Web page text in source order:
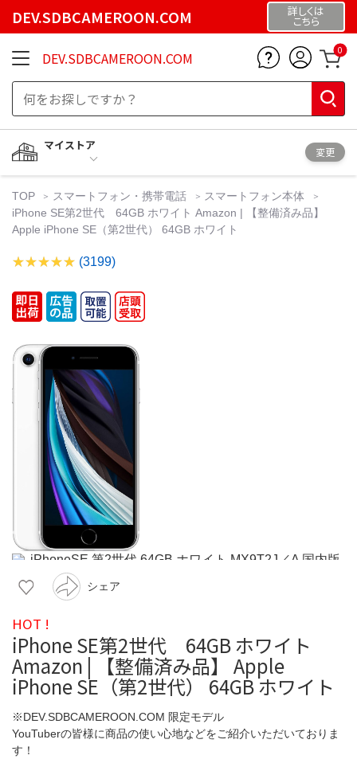
DEV.SDBCAMEROON.COM 詳しくは
こちら
DEV.SDBCAMEROON.COM 0
マイストア
変更
TOP スマートフォン・携帯電話
スマートフォン本体
iPhone SE第2世代 64GB ホワイト Amazon | 【整備済み品】
Apple iPhone SE（第2世代） 64GB ホワイト
(3199)
シェア
HOT !
iPhone SE第2世代 64GB ホワイト
Amazon | 【整備済み品】 Apple
iPhone SE（第2世代） 64GB ホワイト
※DEV.SDBCAMEROON.COM 限定モデル
YouTuberの皆様に商品の使い心地などをご紹介いただいておりま
す！